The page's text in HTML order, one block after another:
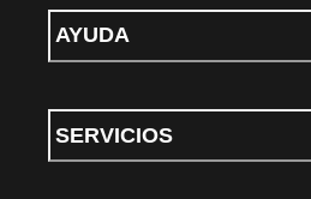
AYUDA
SERVICIOS